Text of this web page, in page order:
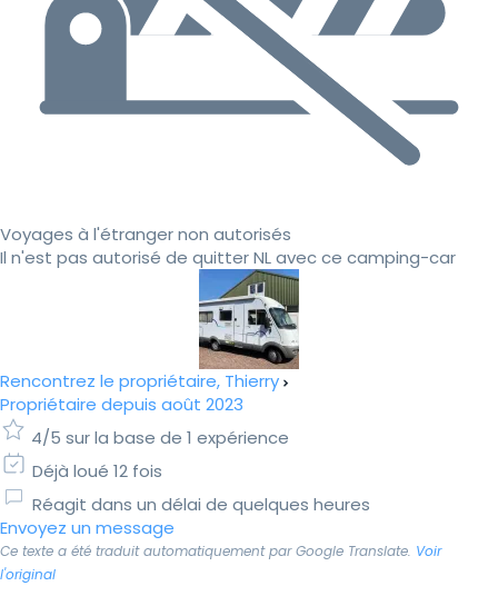
Voyages à l'étranger non autorisés
Il n'est pas autorisé de quitter NL avec ce camping-car
Rencontrez le propriétaire, Thierry
Propriétaire depuis août 2023
4/5 sur la base de 1 expérience
Déjà loué 12 fois
Réagit dans un délai de quelques heures
Envoyez un message
Ce texte a été traduit automatiquement par Google Translate. Voir
l'original